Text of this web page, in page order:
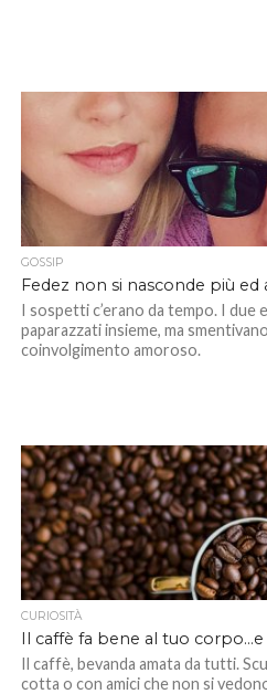
GOSSIP
Fedez non si nasconde più
I sospetti c’erano da tempo. I due
paparazzati insieme, ma
coinvolgimento amoroso.
CURIOSITÀ
Il caffè fa bene al tuo corpo…e
Il caffè, bevanda amata da tutti.
cotta o con amici che non si